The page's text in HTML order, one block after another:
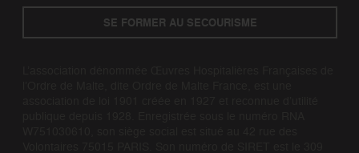
SE FORMER AU SECOURISME